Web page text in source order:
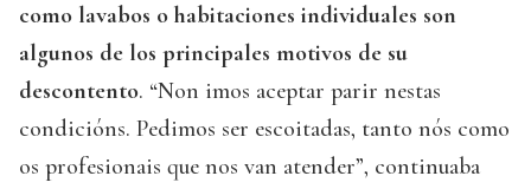
como lavabos o habitaciones individuales son
algunos de los principales motivos de su
descontento. “Non imos aceptar parir nestas
condicións. Pedimos ser escoitadas, tanto nós como
os profesionais que nos van atender”, continuaba